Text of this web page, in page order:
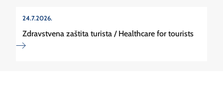
24.7.2026.
Zdravstvena zaštita turista / Healthcare for tourists